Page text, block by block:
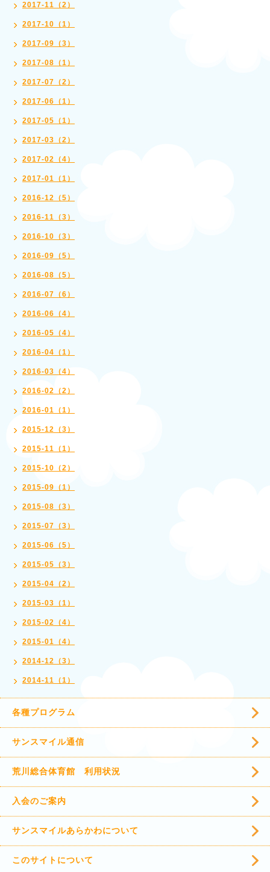
2017-11（2）
2017-10（1）
2017-09（3）
2017-08（1）
2017-07（2）
2017-06（1）
2017-05（1）
2017-03（2）
2017-02（4）
2017-01（1）
2016-12（5）
2016-11（3）
2016-10（3）
2016-09（5）
2016-08（5）
2016-07（6）
2016-06（4）
2016-05（4）
2016-04（1）
2016-03（4）
2016-02（2）
2016-01（1）
2015-12（3）
2015-11（1）
2015-10（2）
2015-09（1）
2015-08（3）
2015-07（3）
2015-06（5）
2015-05（3）
2015-04（2）
2015-03（1）
2015-02（4）
2015-01（4）
2014-12（3）
2014-11（1）
各種プログラム
サンスマイル通信
荒川総合体育館 利用状況
入会のご案内
サンスマイルあらかわについて
このサイトについて